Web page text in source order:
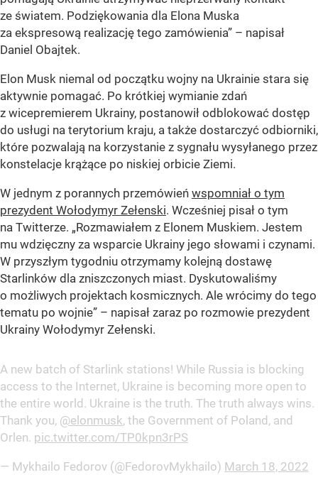
ze światem. Podziękowania dla Elona Muska
za ekspresową realizację tego zamówienia” – napisał
Daniel Obajtek.
Elon Musk niemal od początku wojny na Ukrainie stara się
aktywnie pomagać. Po krótkiej wymianie zdań
z wicepremierem Ukrainy, postanowił odblokować dostęp
do usługi na terytorium kraju, a także dostarczyć odbiorniki,
które pozwalają na korzystanie z sygnału wysyłanego przez
konstelacje krążące po niskiej orbicie Ziemi.
W jednym z porannych przemówień wspomniał o tym
prezydent Wołodymyr Zełenski. Wcześniej pisał o tym
na Twitterze. „Rozmawiałem z Elonem Muskiem. Jestem
mu wdzięczny za wsparcie Ukrainy jego słowami i czynami.
W przyszłym tygodniu otrzymamy kolejną dostawę
Starlinków dla zniszczonych miast. Dyskutowaliśmy
o możliwych projektach kosmicznych. Ale wrócimy do tego
tematu po wojnie” – napisał zaraz po rozmowie prezydent
Ukrainy Wołodymyr Zełenski.
A new batch of Starlink stations! While Russia is blocking
access to the Internet, Ukraine is becoming more open to
the entire world. Ukraine is the truth. The truth always wins.
Thank you, @elonmusk, the Government of Poland, and
Orlen. pic.twitter.com/TP0kpn3rPS
— Mykhailo Fedorov (@FedorovMykhailo) March 18, 2022